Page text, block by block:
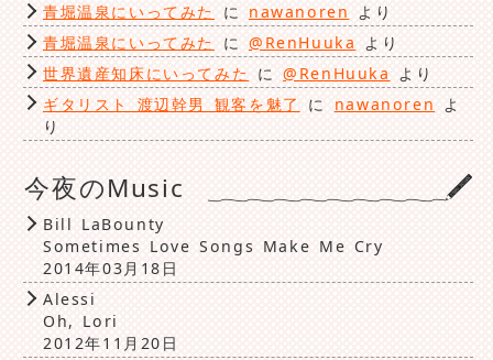
青堀温泉にいってみた
に nawanoren より
青堀温泉にいってみた
に @RenHuuka より
世界遺産知床にいってみた に@RenHuuka
より
ギタリスト 渡辺幹男 観客を魅了
に nawanoren
よ
り
今夜のMusic
Bill LaBounty
Sometimes Love Songs Make Me Cry
2014年03月18日
Alessi
Oh, Lori
2012年11月20日